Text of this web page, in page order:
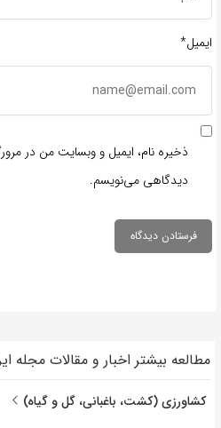
ایمیل*
ذخیره نام، ایمیل و وبسایت من در
دیدگاهی می‌نویسم.
مطالعه بیشتر اخبار و مقالات مجله
کشاورزی (کشت، باغبانی، گل و گیاه)